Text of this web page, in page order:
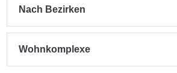
Nach Bezirken
Wohnkomplexe